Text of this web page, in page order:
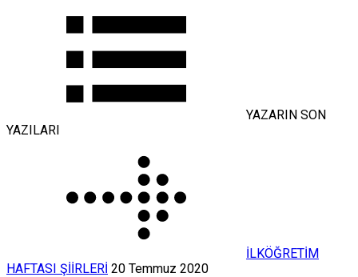
YAZARIN SON
YAZILARI
İLKÖĞRETİM
HAFTASI ŞİİRLERİ 20 Temmuz 2020